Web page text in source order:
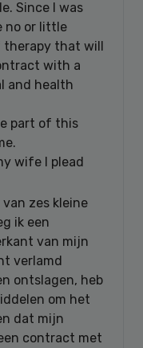
Since I was
no or little
therapy that will
with a
and health
part of this
wife I plead
zes kleine
ik een
van mijn
verlamd
ontslagen, heb
om het
dat mijn
contract met